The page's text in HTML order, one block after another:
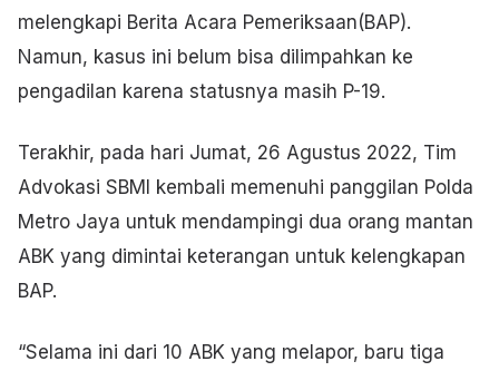
melengkapi Berita Acara Pemeriksaan(BAP).
Namun, kasus ini belum bisa dilimpahkan ke
pengadilan karena statusnya masih P-19.
Terakhir, pada hari Jumat, 26 Agustus 2022, Tim
Advokasi SBMI kembali memenuhi panggilan Polda
Metro Jaya untuk mendampingi dua orang mantan
ABK yang dimintai keterangan untuk kelengkapan
BAP.
“Selama ini dari 10 ABK yang melapor, baru tiga